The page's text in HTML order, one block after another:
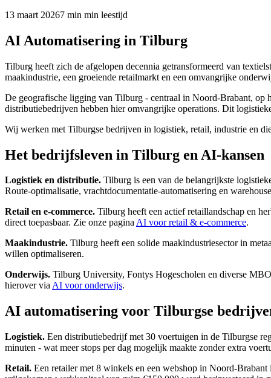
13 maart 20267 min min leestijd
AI Automatisering in Tilburg
Tilburg heeft zich de afgelopen decennia getransformeerd van
maakindustrie, een groeiende retailmarkt en een omvangrijke
De geografische ligging van Tilburg - centraal in Noord-Brabant,
distributiebedrijven hebben hier omvangrijke operations. Dit
Wij werken met Tilburgse bedrijven in logistiek, retail, industrie en
Het bedrijfsleven in Tilburg en AI-kansen
Logistiek en distributie. Tilburg is een van de belangrijkste
Route-optimalisatie, vrachtdocumentatie-automatisering en
Retail en e-commerce. Tilburg heeft een actief retaillandschap en
direct toepasbaar. Zie onze paginaAI voor retail & e-commerce.
Maakindustrie. Tilburg heeft een solide maakindustriesector in
willen optimaliseren.
Onderwijs. Tilburg University, Fontys Hogescholen en diverse
hierover viaAI voor onderwijs.
AI automatisering voor Tilburgse
Logistiek. Een distributiebedrijf met 30 voertuigen in de Tilburgse
minuten - wat meer stops per dag mogelijk maakte zonder extra
Retail. Een retailer met 8 winkels en een webshop in Noord-